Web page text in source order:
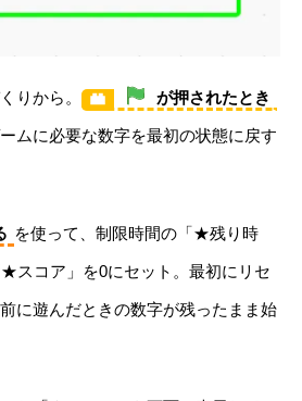
りから。 が押されたとき
ムに必要な数字を最初の状態に戻す
を使って、制限時間の「★残り時
スコア」を0にセット。最初にリセ
に遊んだときの数字が残ったまま始